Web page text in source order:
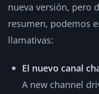
nueva versión, pero
resumen, podemos
llamativas:
El nuevo canal
A new channel